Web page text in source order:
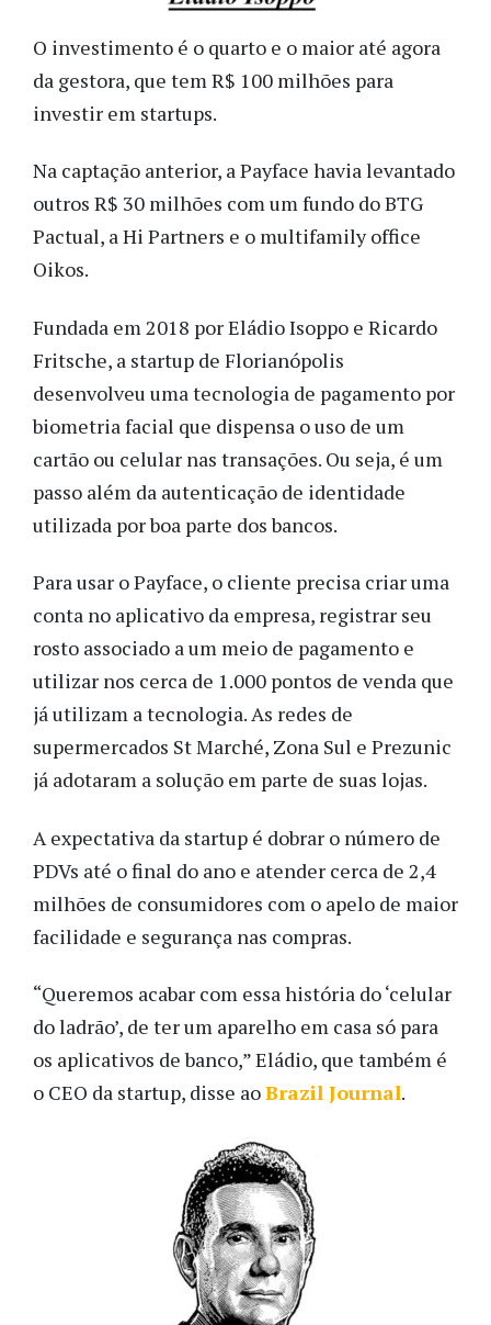
O investimento é o quarto e o maior até agora
da gestora, que tem R$ 100 milhões para
investir em startups.
Na captação anterior, a Payface havia levantado
outros R$ 30 milhões com um fundo do BTG
Pactual, a Hi Partners e o multifamily office
Oikos.
Fundada em 2018 por Eládio Isoppo e Ricardo
Fritsche, a startup de Florianópolis
desenvolveu uma tecnologia de pagamento por
biometria facial que dispensa o uso de um
cartão ou celular nas transações. Ou seja, é um
passo além da autenticação de identidade
utilizada por boa parte dos bancos.
Para usar o Payface, o cliente precisa criar uma
conta no aplicativo da empresa, registrar seu
rosto associado a um meio de pagamento e
utilizar nos cerca de 1.000 pontos de venda que
já utilizam a tecnologia. As redes de
supermercados St Marché, Zona Sul e Prezunic
já adotaram a solução em parte de suas lojas.
A expectativa da startup é dobrar o número de
PDVs até o final do ano e atender cerca de 2,4
milhões de consumidores com o apelo de maior
facilidade e segurança nas compras.
“Queremos acabar com essa história do ‘celular
do ladrão’, de ter um aparelho em casa só para
os aplicativos de banco,” Eládio, que também é
o CEO da startup, disse aoBrazil Journal.